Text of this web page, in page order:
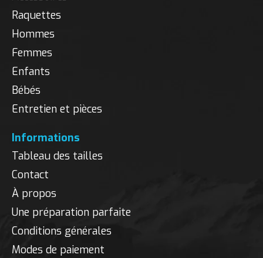
Raquettes
Hommes
Femmes
Enfants
Bébés
Entretien et pièces
Informations
Tableau des tailles
Contact
À propos
Une préparation parfaite
Conditions générales
Modes de paiement